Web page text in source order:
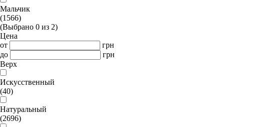
Мальчик
(1566)
(Выбрано 0 из 2)
Цена
от
грн
до
грн
Верх
Искусственный
(40)
Натуральный
(2696)